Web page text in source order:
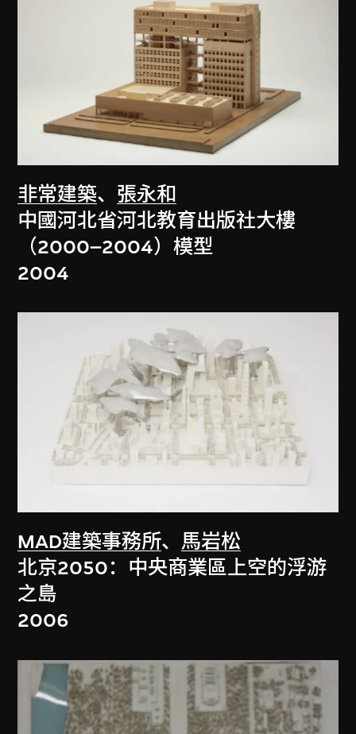
非常建築、 張永和
中國河北省河北教育出版社大樓
（2000–2004）模型
2004
MAD建築事務所、 馬岩松
北京2050：中央商業區上空的浮游
之島
2006